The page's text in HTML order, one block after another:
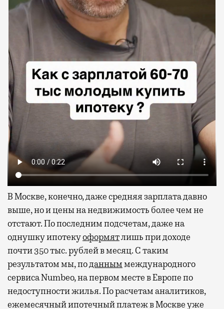
В Москве, конечно, даже средняя зарплата давно
выше, но и цены на недвижимость более чем не
отстают. По последним подсчетам, даже на
однушку ипотекуоформятлишь при доходе
почти 350 тыс. рублей в месяц. С таким
результатом мы, поданныммеждународного
сервиса Numbeo, на первом месте в Европе по
недоступности жилья. По расчетам аналитиков,
ежемесячный ипотечный платеж в Москве уже